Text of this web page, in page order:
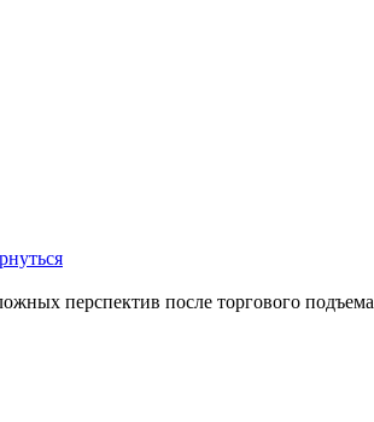
перспектив после торгового подъема